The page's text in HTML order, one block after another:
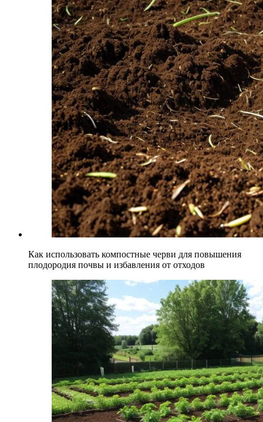
Как использовать компостные черви для повышения
плодородия почвы и избавления от отходов